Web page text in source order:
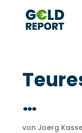
…
von Joerg